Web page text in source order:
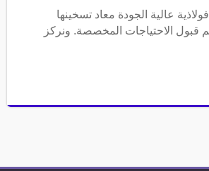
عالية الجودة معاد تسخينها
قبول الاحتياجات المخصصة. ونركز